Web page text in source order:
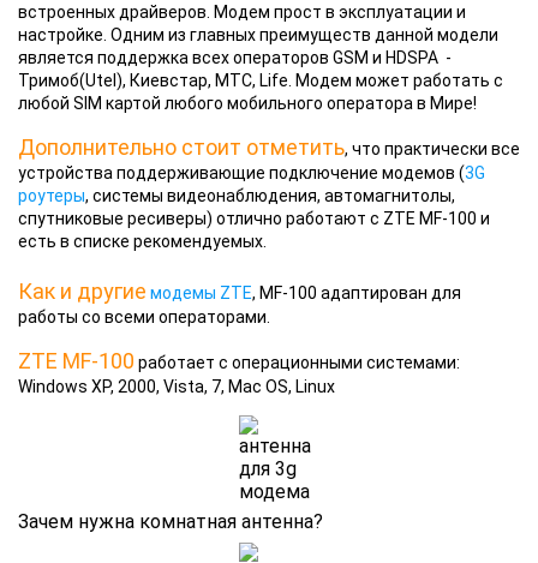
встроенных драйверов. Модем прост в эксплуатации и
настройке. Одним из главных преимуществ данной модели
является поддержка всех операторов GSM и HDSPA -
Тримоб(Utel), Киевстар, МТС, Life. Модем может работать с
любой SIM картой любого мобильного оператора в Мире!
Дополнительно стоит отметить, что практически все
устройства поддерживающие подключение модемов (3G
роутеры, системы видеонаблюдения, автомагнитолы,
спутниковые ресиверы) отлично работают с ZTE MF-100 и
есть в списке рекомендуемых.
Как и другие модемы ZTE, MF-100 адаптирован для
работы со всеми операторами.
ZTE MF-100 работает с операционными системами:
Windows XP, 2000, Vista, 7, Mac OS, Linux
Зачем нужна комнатная антенна?